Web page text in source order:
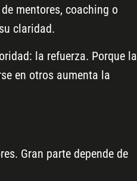
mentores, coaching o
claridad.
la refuerza. Porque la
en otros aumenta la
Gran parte depende de